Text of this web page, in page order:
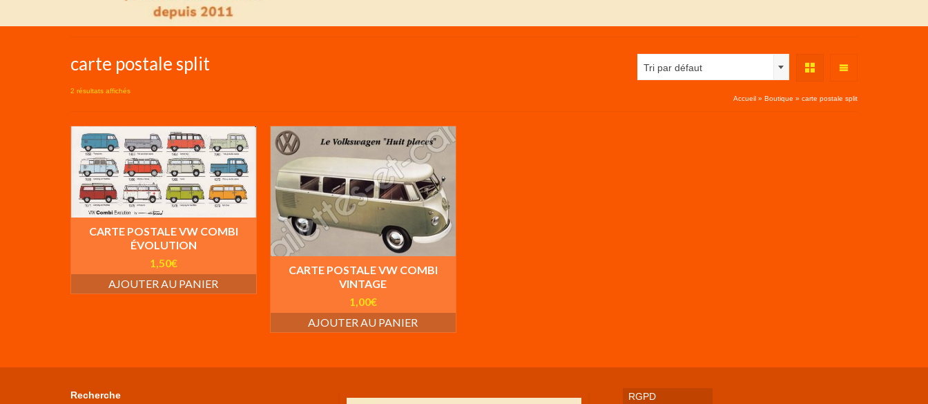
carte postale split
2 résultats affichés
Tri par défaut
Accueil » Boutique » carte postale split
CARTE POSTALE VW COMBI
ÉVOLUTION
1,50€
AJOUTER AU PANIER
CARTE POSTALE VW COMBI
VINTAGE
1,00€
AJOUTER AU PANIER
Recherche RGPD